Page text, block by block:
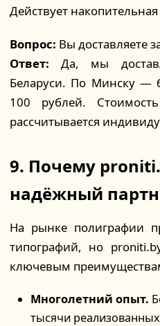
Действует
Вопрос: Вы доставляете
Ответ: Да, мы
Беларуси. По Минску —
100 рублей.
рассчитывается
9. Почему
надёжный
На рынке полиграфии
типографий, но
ключевым
Многолетний опыт.
тысячи